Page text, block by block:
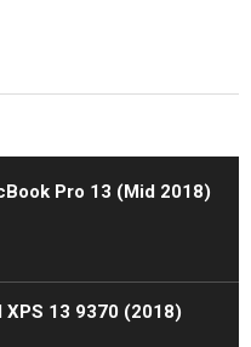
Pro 13 (Mid 2018)
XPS 13 9370 (2018)